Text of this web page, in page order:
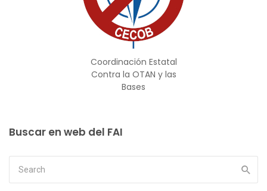
Coordinación Estatal
Contra la OTAN y las
Bases
Buscar en web del FAI